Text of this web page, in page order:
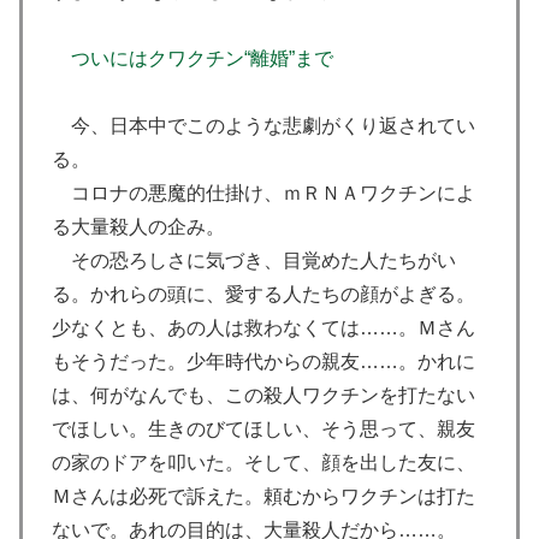
ついにはクワクチン“離婚”まで
今、日本中でこのような悲劇がくり返されてい
る。
コロナの悪魔的仕掛け、ｍＲＮＡワクチンによ
る大量殺人の企み。
その恐ろしさに気づき、目覚めた人たちがい
る。かれらの頭に、愛する人たちの顔がよぎる。
少なくとも、あの人は救わなくては……。Ｍさん
もそうだった。少年時代からの親友……。かれに
は、何がなんでも、この殺人ワクチンを打たない
でほしい。生きのびてほしい、そう思って、親友
の家のドアを叩いた。そして、顔を出した友に、
Ｍさんは必死で訴えた。頼むからワクチンは打た
ないで。あれの目的は、大量殺人だから……。